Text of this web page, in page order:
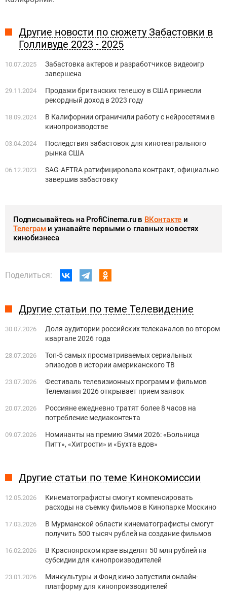
Другие новости по сюжету Забастовки в
Голливуде 2023 - 2025
10.07.2025
Забастовка актеров и разработчиков видеоигр
завершена
29.11.2024
Продажи британских телешоу в США принесли
рекордный доход в 2023 году
18.09.2024
В Калифорнии ограничили работу с нейросетями в
кинопроизводстве
03.04.2024
Последствия забастовок для кинотеатрального
рынка США
06.12.2023
SAG-AFTRA ратифицировала контракт, официально
завершив забастовку
Подписывайтесь на ProfiCinema.ru в ВКонтакте и
Телеграми узнавайте первыми о главных новостях
кинобизнеса
Поделиться:
Другие статьи по теме Телевидение
30.07.2026
Доля аудитории российских телеканалов во втором
квартале 2026 года
28.07.2026
Топ-5 самых просматриваемых сериальных
эпизодов в истории американского ТВ
23.07.2026
Фестиваль телевизионных программ и фильмов
Телемания 2026 открывает прием заявок
20.07.2026
Россияне ежедневно тратят более 8 часов на
потребление медиаконтента
09.07.2026
Номинанты на премию Эмми 2026: «Больница
Питт», «Хитрости» и «Бухта вдов»
Другие статьи по теме Кинокомиссии
12.05.2026
Кинематографисты смогут компенсировать
расходы на съемку фильмов в Кинопарке Москино
17.03.2026
В Мурманской области кинематографисты смогут
получить 500 тысяч рублей на создание фильмов
16.02.2026
В Красноярском крае выделят 50 млн рублей на
субсидии для кинопроизводителей
23.01.2026
Минкультуры и Фонд кино запустили онлайн-
платформу для кинопроизводителей